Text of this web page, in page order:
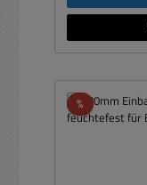
%Rabatt